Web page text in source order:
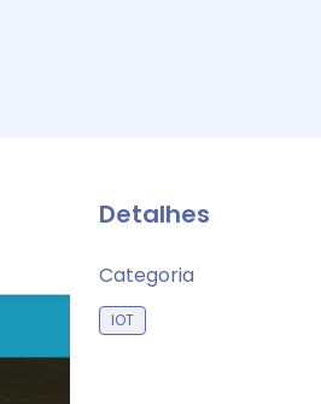
Detalhes
Categoria
IOT